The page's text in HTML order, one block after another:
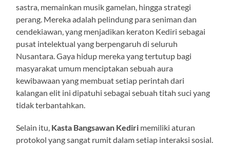
sastra, memainkan musik gamelan, hingga strategi
perang. Mereka adalah pelindung para seniman dan
cendekiawan, yang menjadikan keraton Kediri sebagai
pusat intelektual yang berpengaruh di seluruh
Nusantara. Gaya hidup mereka yang tertutup bagi
masyarakat umum menciptakan sebuah aura
kewibawaan yang membuat setiap perintah dari
kalangan elit ini dipatuhi sebagai sebuah titah suci yang
tidak terbantahkan.
Selain itu, Kasta Bangsawan Kediri memiliki aturan
protokol yang sangat rumit dalam setiap interaksi sosial.